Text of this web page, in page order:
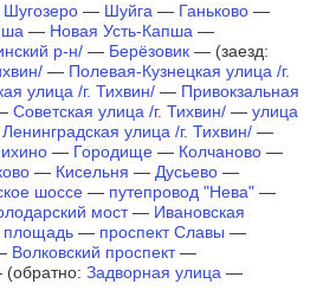
Шугозеро — Шуйга — Ганьково —
— Новая Усть-Капша —
р-н/ — Берёзовик — (заезд:
— Полевая-Кузнецкая улица /г.
улица /г. Тихвин/ — Привокзальная
Советская улица /г. Тихвин/ — улица
Ленинградская улица /г. Тихвин/ —
— Городище — Колчаново —
— Кисельня — Дусьево —
шоссе — путепровод "Нева" —
мост— Ивановская
площадь — проспект Славы —
Волковский проспект—
Задворная улица —